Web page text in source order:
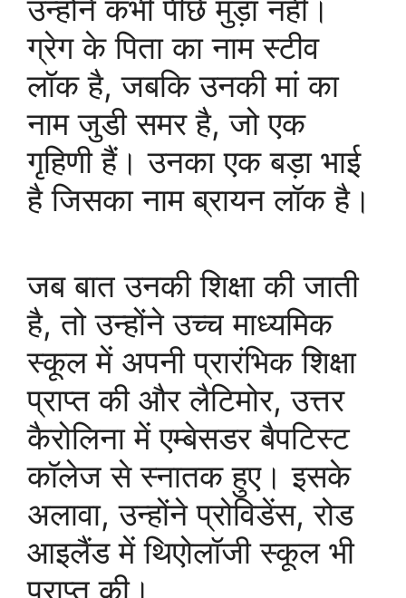
उन्होंने कभी पीछे मुड़ा नहीं।
ग्रेग के पिता का नाम स्टीव
लॉक है, जबकि उनकी मां का
नाम जुडी समर है, जो एक
गृहिणी हैं। उनका एक बड़ा भाई
है जिसका नाम ब्रायन लॉक है।
जब बात उनकी शिक्षा की जाती
है, तो उन्होंने उच्च माध्यमिक ​​
स्कूल में अपनी प्रारंभिक शिक्षा
प्राप्त की और लैटिमोर, उत्तर
कैरोलिना में एम्बेसडर बैपटिस्ट
कॉलेज से स्नातक हुए। इसके
अलावा, उन्होंने प्रोविडेंस, रोड
आइलैंड में थिएोलॉजी स्कूल भी
प्राप्त की।